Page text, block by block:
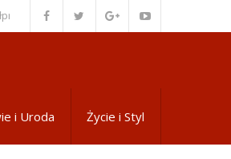
Wsparcie psychiczne dla pacjentów z
i Uroda Życie i Styl